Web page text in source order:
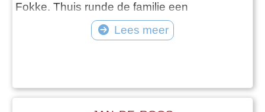
Fokke. Thuis runde de familie een
rietdekkersbedrijf. Bekende Ureterper: Henk
Hoekstra is in Ureterp vooral bekend
en 60. Daarnaast verwierf hij grote
Lees meer